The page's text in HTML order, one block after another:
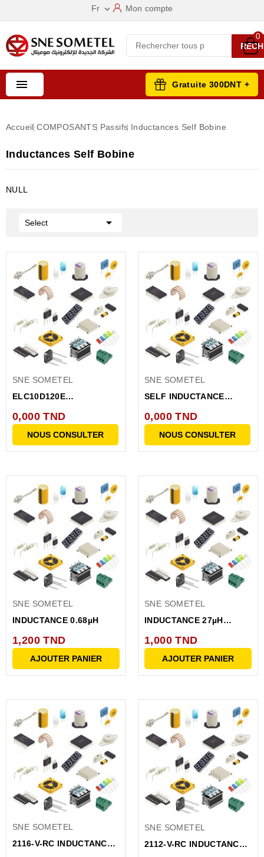
Fr  Mon compte
0
 Gratuite 300DNT +
Accueil COMPOSANTS Passifs Inductances Self Bobine
Inductances Self Bobine
NULL
Select 
SNE SOMETEL
ELC10D120E
0,000 TND
NOUS CONSULTER
SNE SOMETEL
SELF INDUCTANCE
280MA...
0,000 TND
NOUS CONSULTER
SNE SOMETEL
INDUCTANCE 0.68µH
1,200 TND
AJOUTER PANIER
SNE SOMETEL
INDUCTANCE 27µH
1,000 TND
AJOUTER PANIER
SNE SOMETEL
2116-V-RC INDUCTANCE
SNE SOMETEL
2112-V-RC INDUCTANCE